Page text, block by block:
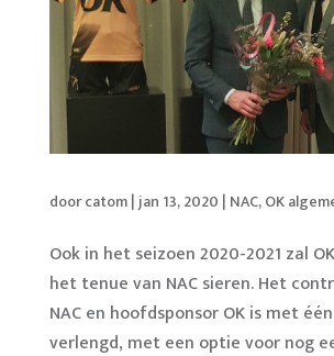
doorcatom|jan 13, 2020 | NAC,OK
Ook in het seizoen 2020-2021 zal
het tenue van NAC sieren. Het
NAC en hoofdsponsor OK is met
verlengd, met een optie voor nog